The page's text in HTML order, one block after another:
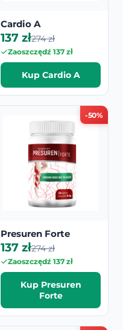
Cardio A
137 zł274 zł
Zaoszczędź 137 zł
Kup Cardio A
-50%
Presuren Forte
137 zł274 zł
Zaoszczędź 137 zł
Kup Presuren
Forte